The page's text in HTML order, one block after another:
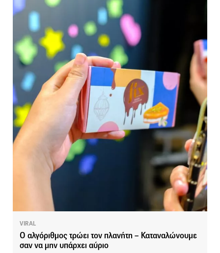
VIRAL
Ο αλγόριθμος τρώει τον πλανήτη – Καταναλώνουμε
σαν να μην υπάρχει αύριο